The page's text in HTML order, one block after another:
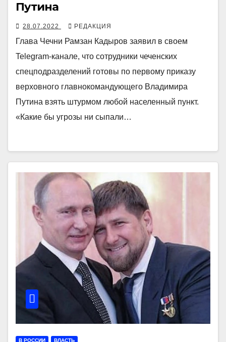
Путина
28.07.2022 РЕДАКЦИЯ
Глава Чечни Рамзан Кадыров заявил в своем
Telegram-канале, что сотрудники чеченских
спецподразделений готовы по первому приказу
верховного главнокомандующего Владимира
Путина взять штурмом любой населенный пункт.
«Какие бы угрозы ни сыпали…
В РОССИИ ВЛАСТЬ